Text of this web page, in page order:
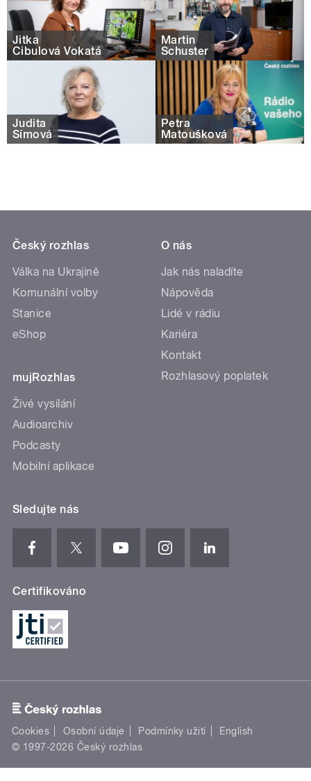
Jitka
Cibulová Vokatá
Martin
Schuster
Judita
Šímová
Petra
Matoušková
Český rozhlas
Válka na Ukrajině
Komunální volby
Stanice
eShop
mujRozhlas
Živé vysílání
Audioarchiv
Podcasty
Mobilní aplikace
O nás
Jak nás naladíte
Nápověda
Lidé v rádiu
Kariéra
Kontakt
Rozhlasový poplatek
Sledujte nás
Certifikováno
Cookies Osobní údaje Podmínky užití
English
© 1997-2026 Český rozhlas